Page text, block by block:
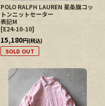
POLO RALPH LAUREN 星条旗コッ
トンニットセーター
表記M
[E24-10-10]
15,180円(税込)
SOLD OUT